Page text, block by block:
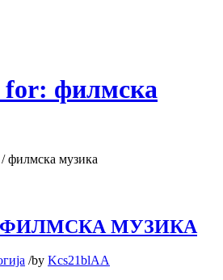
for: филмска
/ филмска музика
ФИЛМСКА МУЗИКА
/by Kcs21blAA